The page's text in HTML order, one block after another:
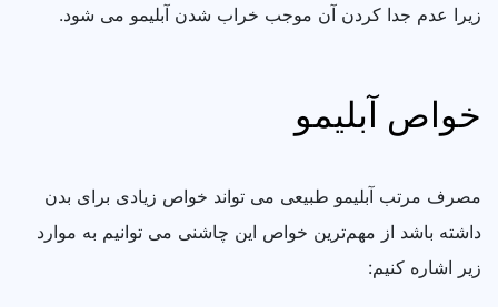
زیرا عدم جدا کردن آن موجب خراب شدن آبلیمو می‌ شود‌.
خواص آبلیمو
مصرف مرتب آبلیمو طبیعی می‌ تواند خواص زیادی برای بدن
داشته باشد از مهم‌ترین خواص این چاشنی می‌ توانیم به موارد
زیر اشاره کنیم: